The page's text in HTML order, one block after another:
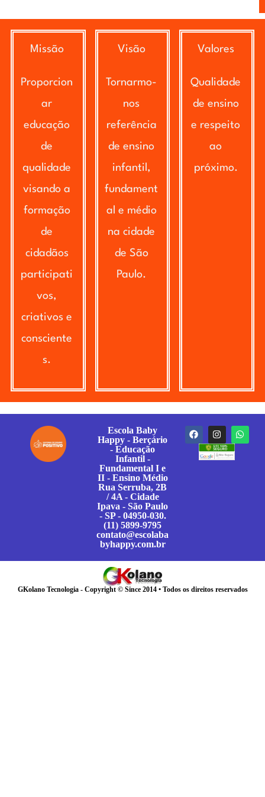
Missão
Proporcion
ar
educação
de
qualidade
visando a
formação
de
cidadãos
participati
vos,
criativos e
consciente
s.
Visão
Tornarmo-
nos
referência
de ensino
infantil,
fundament
al e médio
na cidade
de São
Paulo.
Valores
Qualidade
de ensino
e respeito
ao
próximo.
Escola Baby
Happy - Berçário
- Educação
Infantil -
Fundamental I e
II - Ensino Médio
Rua Serruba, 2B
/ 4A - Cidade
Ipava - São Paulo
- SP - 04950-030.
(11) 5899-9795
contato@escolaba
byhappy.com.br
GKolano Tecnologia - Copyright © Since 2014 • Todos os direitos reservados